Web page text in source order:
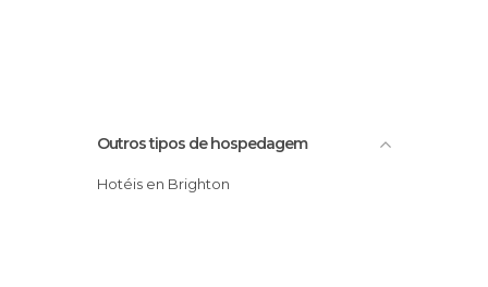
Outros tipos de hospedagem
Hotéis en Brighton